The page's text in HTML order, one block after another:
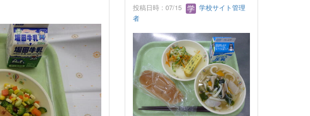
投稿日時 : 07/15
学校サイト管理
者